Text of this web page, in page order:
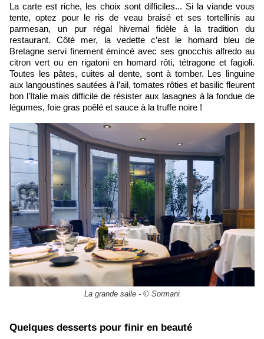
La carte est riche, les choix sont difficiles... Si la viande vous
tente, optez pour le ris de veau braisé et ses tortellinis au
parmesan, un pur régal hivernal fidèle à la tradition du
restaurant. Côté mer, la vedette c’est le homard bleu de
Bretagne servi finement émincé avec ses gnocchis alfredo au
citron vert ou en rigatoni en homard rôti, tétragone et fagioli.
Toutes les pâtes, cuites al dente, sont à tomber. Les linguine
aux langoustines sautées à l’ail, tomates rôties et basilic fleurent
bon l’Italie mais difficile de résister aux lasagnes à la fondue de
légumes, foie gras poêlé et sauce à la truffe noire !
La grande salle - © Sormani
Quelques desserts pour finir en beauté